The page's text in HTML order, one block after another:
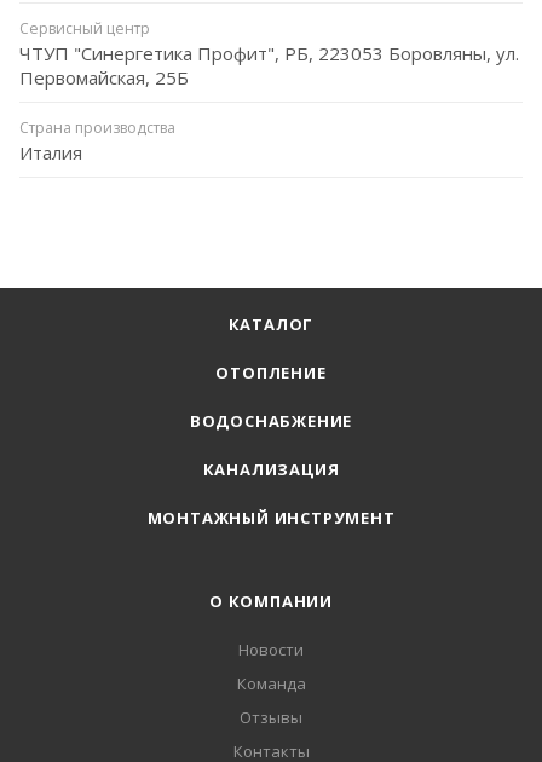
Сервисный центр
ЧТУП "Синергетика Профит", РБ, 223053 Боровляны, ул.
Первомайская, 25Б
Страна производства
Италия
КАТАЛОГ
ОТОПЛЕНИЕ
ВОДОСНАБЖЕНИЕ
КАНАЛИЗАЦИЯ
МОНТАЖНЫЙ ИНСТРУМЕНТ
О КОМПАНИИ
Новости
Команда
Отзывы
Контакты